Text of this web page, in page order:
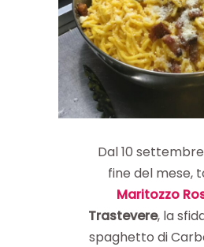
Dal 10
fine del mese,
Maritozzo
Trastevere, la
spaghetto di